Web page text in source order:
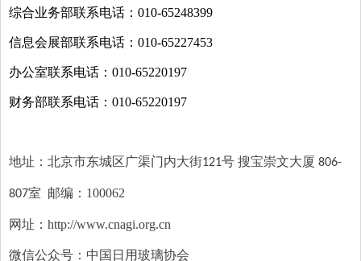
综合业务部联系电话： 010-65248399
信息会展部联系电话 ： 010-65227453
办公室联系电话： 010-65220197
财务部联系电话：010-65220197
地址： 北京市东城区广渠门内大街121号 搜宝崇文大厦 806-
807室 邮编：100062
网址：http://www.cnagi.org.cn
微信公众号：中国日用玻璃协会